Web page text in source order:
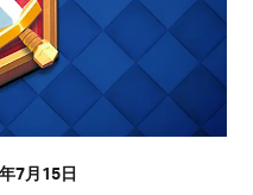
7月15日